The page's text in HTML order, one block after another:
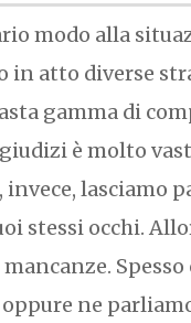
modo alla
in atto diverse
gamma di
è molto
lasciamo
stessi occhi.
Spesso
oppure ne